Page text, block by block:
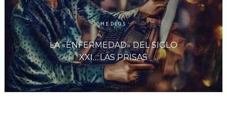
MEDIOS
LA «ENFERMEDAD» DEL SIGLO
XXI….LAS PRISAS